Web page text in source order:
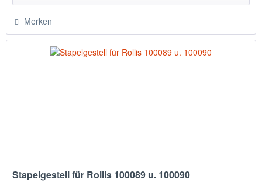
Merken
Stapelgestell für Rollis 100089 u. 100090